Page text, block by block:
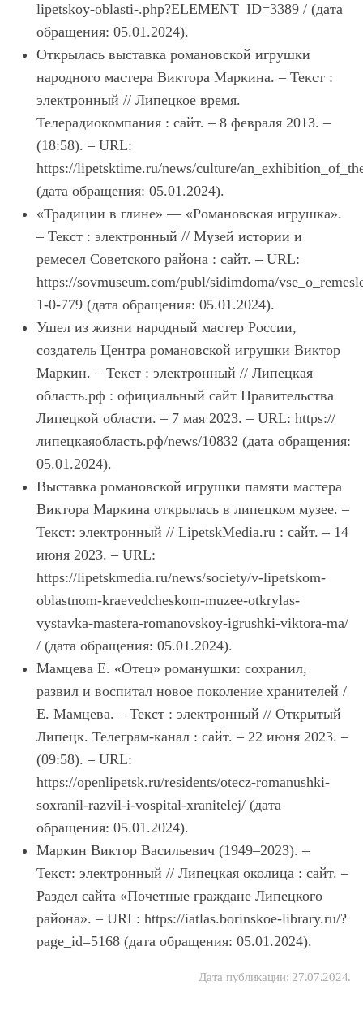
lipetskoy-oblasti-.php?ELEMENT_ID=3389 / (дата
обращения: 05.01.2024).
Открылась выставка романовской игрушки
народного мастера Виктора Маркина. – Текст :
электронный // Липецкое время.
Телерадиокомпания : сайт. – 8 февраля 2013. –
(18:58). – URL:
https://lipetsktime.ru/news/culture/
(дата обращения: 05.01.2024).
«Традиции в глине» ― «Романовская игрушка».
– Текст : электронный // Музей истории и
ремесел Советского района : сайт. – URL:
https://sovmuseum.com/publ/sidimdoma/
1-0-779 (дата обращения: 05.01.2024).
Ушел из жизни народный мастер России,
создатель Центра романовской игрушки Виктор
Маркин. – Текст : электронный // Липецкая
область.рф : официальный сайт Правительства
Липецкой области. – 7 мая 2023. – URL: https://
липецкаяобласть.рф/news/10832 (дата обращения:
05.01.2024).
Выставка романовской игрушки памяти мастера
Виктора Маркина открылась в липецком музее. –
Текст: электронный // LipetskMedia.ru : сайт. – 14
июня 2023. – URL:
https://lipetskmedia.ru/news/society/v-lipetskom-
oblastnom-kraevedcheskom-muzee-otkrylas-
vystavka-mastera-romanovskoy-igrushki-viktora-ma/
/ (дата обращения: 05.01.2024).
Мамцева Е. «Отец» романушки: сохранил,
развил и воспитал новое поколение хранителей /
Е. Мамцева. – Текст : электронный // Открытый
Липецк. Телеграм-канал : сайт. – 22 июня 2023. –
(09:58). – URL:
https://openlipetsk.ru/residents/otecz-romanushki-
soxranil-razvil-i-vospital-xranitelej/ (дата
обращения: 05.01.2024).
Маркин Виктор Васильевич (1949–2023). –
Текст: электронный // Липецкая околица : сайт. –
Раздел сайта «Почетные граждане Липецкого
района». – URL: https://iatlas.borinskoe-library.ru/?
page_id=5168 (дата обращения: 05.01.2024).
Дата публикации: 27.07.2024.